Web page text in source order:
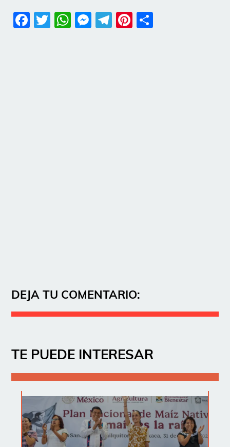
Facebook
Twitter
WhatsApp
Messenger
Telegram
Pinterest
DEJA TU COMENTARIO:
TE PUEDE INTERESAR